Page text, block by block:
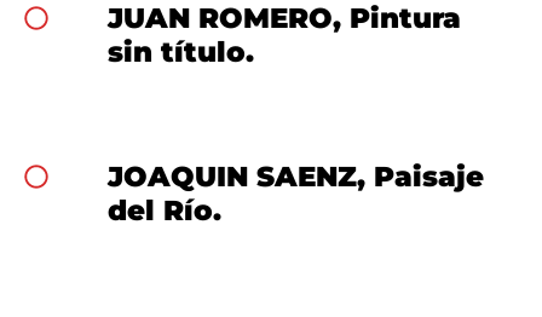
JUAN ROMERO, Pintura
sin título.
JOAQUIN SAENZ, Paisaje
del Río.